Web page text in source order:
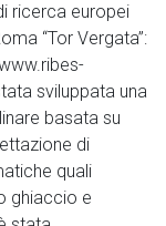
ricerca europei
“Tor Vergata”:
sviluppata una
basata su
di
quali
ghiaccio e